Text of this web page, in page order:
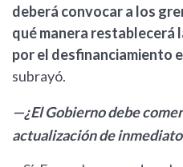
deberá convocar a los
qué manera restablecerá
por el desfinanciamiento
subrayó.
—¿El Gobierno debe
actualización de